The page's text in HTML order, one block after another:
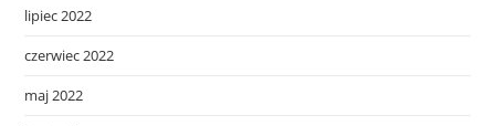
lipiec 2022
czerwiec 2022
maj 2022